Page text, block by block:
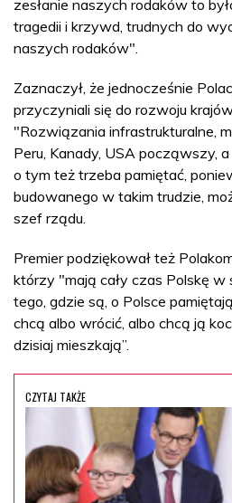
zesłanie naszych rodaków to
tragedii i krzywd, trudnych do
naszych rodaków".
Zaznaczył, że jednocześnie
przyczyniali się do rozwoju
"Rozwiązania infrastrukturalne,
Peru, Kanady, USA począwszy,
o tym też trzeba pamiętać,
budowanego w takim trudzie,
szef rządu.
Premier podziękował też
którzy "mają cały czas Polskę w
tego, gdzie są, o Polsce
chcą albo wrócić, albo chcą ją
dzisiaj mieszkają”.
CZYTAJ TAKŻE